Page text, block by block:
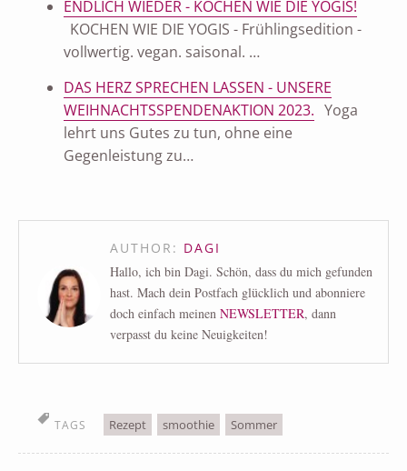
ENDLICH WIEDER - KOCHEN WIE DIE YOGIS!
KOCHEN WIE DIE YOGIS - Frühlingsedition -
vollwertig. vegan. saisonal. …
DAS HERZ SPRECHEN LASSEN - UNSERE
WEIHNACHTSSPENDENAKTION 2023. Yoga
lehrt uns Gutes zu tun, ohne eine
Gegenleistung zu…
AUTHOR: DAGI
Hallo, ich bin Dagi. Schön, dass du mich gefunden
hast. Mach dein Postfach glücklich und abonniere
doch einfach meinen NEWSLETTER, dann
verpasst du keine Neuigkeiten!
TAGS Rezept smoothie Sommer